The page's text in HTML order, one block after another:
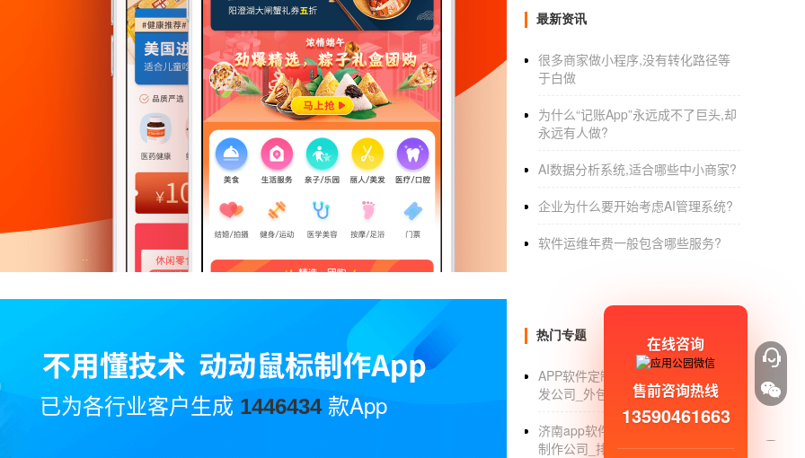
1，价格敏感客户购买源码。中国人都知道什
2.39元程序，这类敏感用户价格，可以稍微
3.我有自己的技术研发团队，然后外包出去，
开发一个O2O小程序大概得要多少钱
1、O2O小程序多少钱？一般为小程序渠道开
2.O2O最基本的功能小程序必须包括：商品
3.是否能准确找到，根据关键词搜索，选择
费预约，根据实际情况选择。
4.在O2O小程序开发多少钱中，商家可以自
品。信息以及这些点对于选择和下单的详细
5.用户可以根据自己的需求选择产品。他们
程序开发多少钱。
已为各行业客户生成 1446434款App
最新资讯
很多商家做小程序,没有转化路径等
于白做
为什么“记账App”永远成不了巨头,却
永远有人做?
AI数据分析系统,适合哪些中小商家?
企业为什么要开始考虑AI管理系统?
软件运维年费一般包含哪些服务?
热门专题
APP软件定制开发_APP软件定制开
发公司_外包_公司
济南app软件开发_济南app软件开发
制作公司_排名_报价
在线咨询
售前咨询热线
13590461663